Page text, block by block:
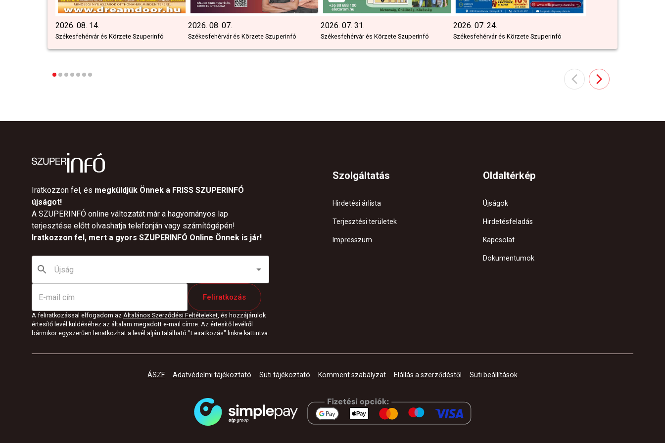
2026. 08. 14.
Székesfehérvár és Körzete Szuperinfó
2026. 08. 07.
Székesfehérvár és Körzete Szuperinfó
2026. 07. 31.
Székesfehérvár és Körzete Szuperinfó
2026. 07. 24.
Székesfehérvár és Körzete Szuperinfó
Iratkozzon fel, és megküldjük Önnek a FRISS SZUPERINFÓ
újságot!
A SZUPERINFÓ online változatát már a hagyományos lap
terjesztése előtt olvashatja telefonján vagy számítógépén!
Iratkozzon fel, mert a gyors SZUPERINFÓ Online Önnek is jár!
Feliratkozás
A feliratkozással elfogadom az Általános Szerződési Feltételeket, és hozzájárulok
értesítő levél küldéséhez az általam megadott e-mail címre. Az értesítő levélről
bármikor egyszerűen leiratkozhat a levél alján található "Leiratkozás" linkre kattintva.
Szolgáltatás
Hirdetési árlista
Terjesztési területek
Impresszum
Oldaltérkép
Újságok
Hirdetésfeladás
Kapcsolat
Dokumentumok
ÁSZF Adatvédelmi tájékoztató Süti tájékoztató Komment szabályzat Elállás a szerződéstől Süti beállítások